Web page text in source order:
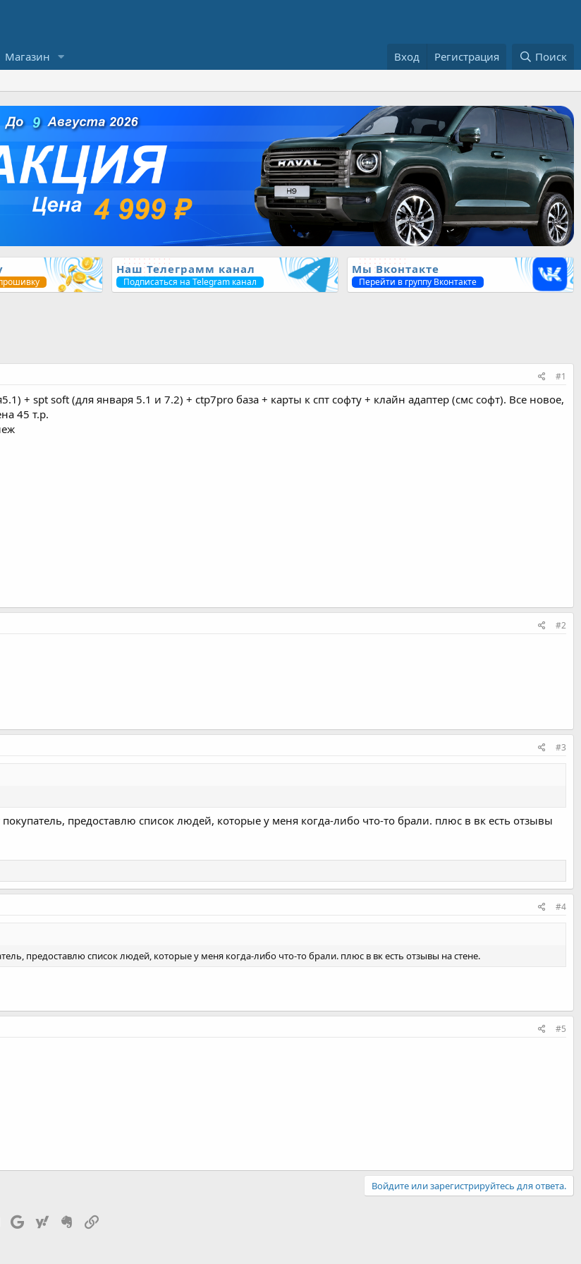
Магазин Вход Регистрация Поиск
Наш Телеграмм канал
Подписаться на Telegram канал
Мы Вконтакте
Перейти в группу Вконтакте
#1
+ spt soft (для января 5.1 и 7.2) + ctp7pro база + карты к спт софту + клайн адаптер (смс софт). Все новое,
45 т.р.
#2
#3
предоставлю список людей, которые у меня когда-либо что-то брали. плюс в вк есть отзывы
#4
предоставлю список людей, которые у меня когда-либо что-то брали. плюс в вк есть отзывы на стене.
#5
Войдите или зарегистрируйтесь для ответа.
Эл. почта
Google Yahoo Evernote